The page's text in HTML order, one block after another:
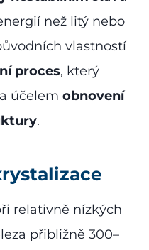
než litý nebo
vlastností
proces, který
účelem obnovení
.
relativně nízkých
přibližně 300–